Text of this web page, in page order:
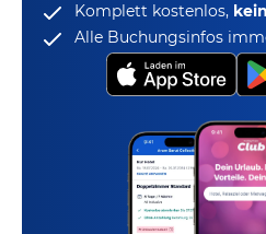
Komplett kostenlos,
Alle Buchungsinfos